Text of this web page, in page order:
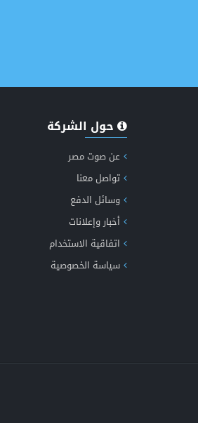
حول الشركة
عن صوت مصر
تواصل معنا
وسائل الدفع
أخبار وإعلانات
اتفاقية الاستخدام
سياسة الخصوصية